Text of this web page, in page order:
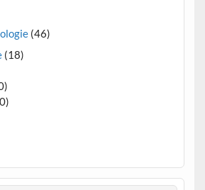
(46)
(18)